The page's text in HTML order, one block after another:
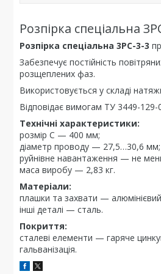
Розпірка спеціальна
Розпірка спеціальна 3РС-3-3
Забезпечує постійність
розщеплених фаз.
Використовується у складі
Відповідає вимогам ТУ 3449-129-
Технічні характеристики:
розмір С — 400 мм;
діаметр проводу — 27,5…30,6 мм;
руйнівне навантаження — не
маса виробу — 2,83 кг.
Матеріали:
плашки та захвати —
інші деталі — сталь.
Покриття:
сталеві елементи — гаряче
гальванізація.